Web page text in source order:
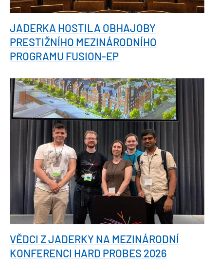
JADERKA HOSTILA OBHAJOBY
PRESTIŽNÍHO MEZINÁRODNÍHO
PROGRAMU FUSION-EP
VĚDCI Z JADERKY NA MEZINÁRODNÍ
KONFERENCI HARD PROBES 2026